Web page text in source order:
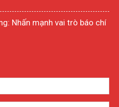
Nhấn mạnh vai trò báo chí